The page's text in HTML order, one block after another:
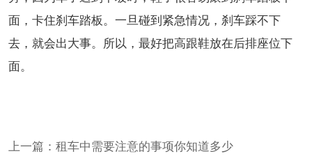
面，卡住刹车踏板。一旦碰到紧急情况，刹车踩不下
去，就会出大事。所以，最好把高跟鞋放在后排座位下
面。
上一篇： 租车中需要注意的事项你知道多少